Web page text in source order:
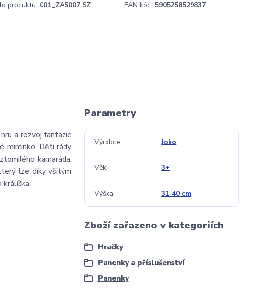
produktu: 001_ZA5007 SZ EAN kód: 5905258529837
a rozvoj fantazie
miminko. Děti rády
kamaráda,
lze díky všitým
králíčka.
Parametry
Výrobce Joko
Věk 3+
Výška 31-40 cm
Zboží zařazeno v kategoriích
Hračky
Panenky a příslušenství
Panenky